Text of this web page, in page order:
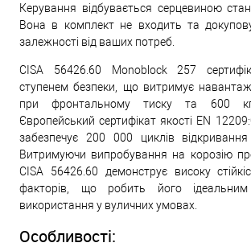
Керування відбувається серцевиною
Вона в комплект не входить та
залежності від ваших потреб.
CISA 56426.60 Monoblock 257
ступенем безпеки, що витримує
при фронтальному тиску та 600
Європейський сертифікат якості EN
забезпечує 200 000 циклів
Витримуючи випробування на корозію
CISA 56426.60 демонструє високу
факторів, що робить його
використання у вуличних умовах.
Особливості: